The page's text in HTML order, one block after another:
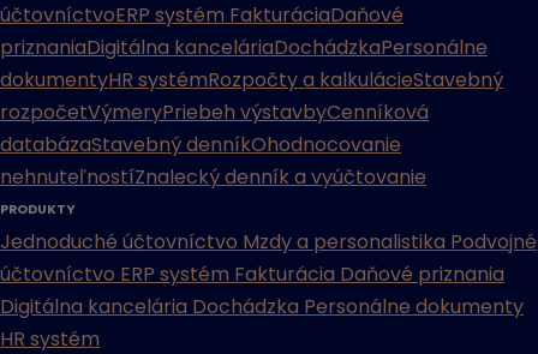
účtovníctvoERP systém FakturáciaDaňové
priznaniaDigitálna kanceláriaDochádzkaPersonálne
dokumentyHR systémRozpočty a kalkulácieStavebný
rozpočetVýmeryPriebeh výstavbyCenníková
databázaStavebný denníkOhodnocovanie
nehnuteľnostíZnalecký denník a vyúčtovanie
PRODUKTY
Jednoduché účtovníctvo Mzdy a personalistika Podvojné
účtovníctvo ERP systém Fakturácia Daňové priznania
Digitálna kancelária Dochádzka Personálne dokumenty
HR systém